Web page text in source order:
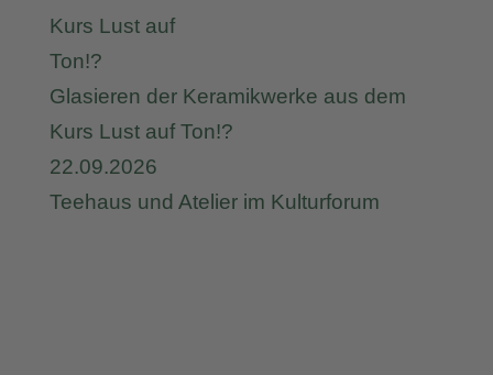
Glasieren der Keramikwerke aus dem
Kurs Lust auf Ton!?
22.09.2026
Teehaus und Atelier im Kulturforum